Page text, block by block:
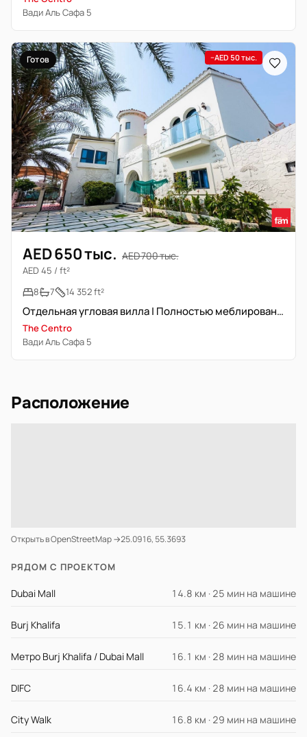
Вади Аль Сафа 5
Готов −AED 50 тыс.
AED 650 тыс. AED 700 тыс.
AED 45 / ft²
8
7 14 352 ft²
Отдельная угловая вилла | Полностью меблирована | Приватный бассейн
The Centro
Вади Аль Сафа 5
Расположение
Открыть в OpenStreetMap →25.0916, 55.3693
РЯДОМ С ПРОЕКТОМ
Dubai Mall 14.8 км · 25 мин на машине
Burj Khalifa 15.1 км · 26 мин на машине
Метро Burj Khalifa / Dubai Mall 16.1 км · 28 мин на машине
DIFC 16.4 км · 28 мин на машине
City Walk 16.8 км · 29 мин на машине